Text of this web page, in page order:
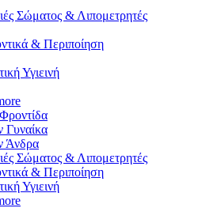
Σώματος & Λιπομετρητές
& Περιποίηση
Υγιεινή
Γυναίκα
Άνδρα
Σώματος & Λιπομετρητές
& Περιποίηση
Υγιεινή